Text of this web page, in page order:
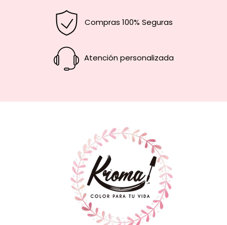
Compras 100% Seguras
Atención personalizada